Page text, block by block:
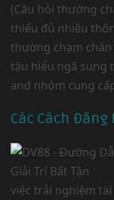
(Câu hỏi thường
thiếu đủ nhiều
thường chạm
tậu hiểu ngã sung
and nhóm cung
Các Cách Đăng
việc trải nghiệm